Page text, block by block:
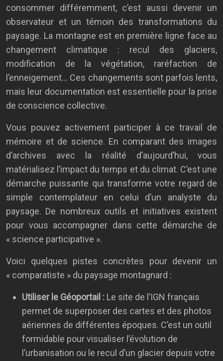
consommer différemment, c’est aussi devenir un
observateur et un témoin des transformations du
paysage. La montagne est en première ligne face au
changement climatique : recul des glaciers,
modification de la végétation, raréfaction de
l’enneigement… Ces changements sont parfois lents,
mais leur documentation est essentielle pour la prise
de conscience collective.
Vous pouvez activement participer à ce travail de
mémoire et de science. En comparant des images
d’archives avec la réalité d’aujourd’hui, vous
matérialisez l’impact du temps et du climat. C’est une
démarche puissante qui transforme votre regard de
simple contemplateur en celui d’un analyste du
paysage. De nombreux outils et initiatives existent
pour vous accompagner dans cette démarche de
« science participative ».
Voici quelques pistes concrètes pour devenir un
« comparatiste » du paysage montagnard :
Utiliser le Géoportail : Le site de l’IGN français
permet de superposer des cartes et des photos
aériennes de différentes époques. C’est un outil
formidable pour visualiser l’évolution de
l’urbanisation ou le recul d’un glacier depuis votre